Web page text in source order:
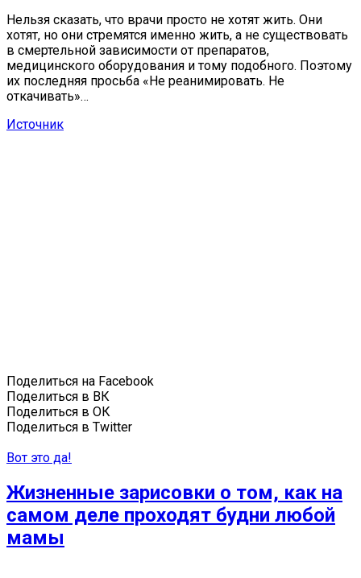
Нельзя сказать, что врачи просто не хотят жить. Они
хотят, но они стремятся именно жить, а не существовать
в смертельной зависимости от препаратов,
медицинского оборудования и тому подобного. Поэтому
их последняя просьба «Не реанимировать. Не
откачивать»…
Источник
Поделиться на Facebook
Поделиться в ВК
Поделиться в ОК
Поделиться в Twitter
Вот это да!
Жизненные зарисовки о том, как на
самом деле проходят будни любой
мамы